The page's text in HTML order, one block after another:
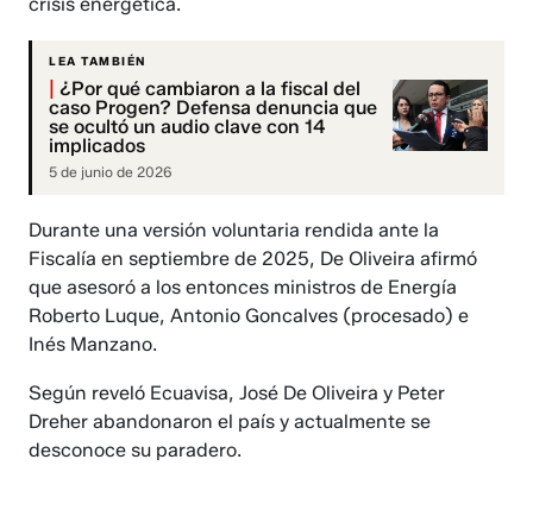
crisis energética.
LEA TAMBIÉN
¿Por qué cambiaron a la fiscal del
caso Progen? Defensa denuncia que
se ocultó un audio clave con 14
implicados
5 de junio de 2026
Durante una versión voluntaria rendida ante la
Fiscalía en septiembre de 2025, De Oliveira afirmó
que asesoró a los entonces ministros de Energía
Roberto Luque, Antonio Goncalves (procesado) e
Inés Manzano.
Según reveló Ecuavisa, José De Oliveira y Peter
Dreher abandonaron el país y actualmente se
desconoce su paradero.